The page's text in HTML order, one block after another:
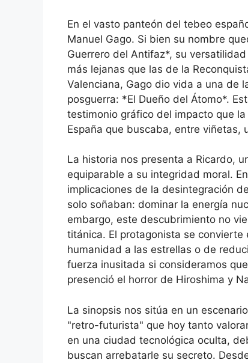
En el vasto panteón del tebeo
Manuel Gago. Si bien su nombre
Guerrero del Antifaz*, su
más lejanas que las de la
Valenciana, Gago dio vida a una de
posguerra: *El Dueño del Átomo*.
testimonio gráfico del impacto que
España que buscaba, entre viñetas,
La historia nos presenta a Ricardo,
equiparable a su integridad moral.
implicaciones de la desintegración
solo soñaban: dominar la energía
embargo, este descubrimiento no
titánica. El protagonista se
humanidad a las estrellas o de
fuerza inusitada si consideramos
presenció el horror de Hiroshima y
La sinopsis nos sitúa en un
"retro-futurista" que hoy tanto
en una ciudad tecnológica oculta,
buscan arrebatarle su secreto.